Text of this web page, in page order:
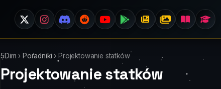
5Dim › Poradniki › Projektowanie statków
Projektowanie statków